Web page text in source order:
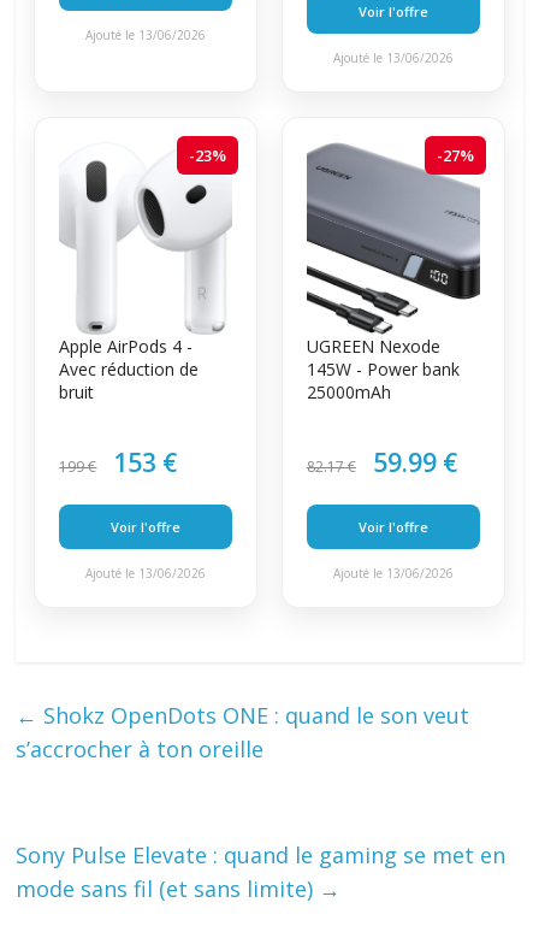
Ajouté le 13/06/2026
Voir l'offre
Ajouté le 13/06/2026
-23%
Apple AirPods 4 -
Avec réduction de
bruit
199 € 153 €
Voir l'offre
Ajouté le 13/06/2026
-27%
UGREEN Nexode
145W - Power bank
25000mAh
82.17 € 59.99 €
Voir l'offre
Ajouté le 13/06/2026
← Shokz OpenDots ONE : quand le son veut
s’accrocher à ton oreille
Sony Pulse Elevate : quand le gaming se met en
mode sans fil (et sans limite) →